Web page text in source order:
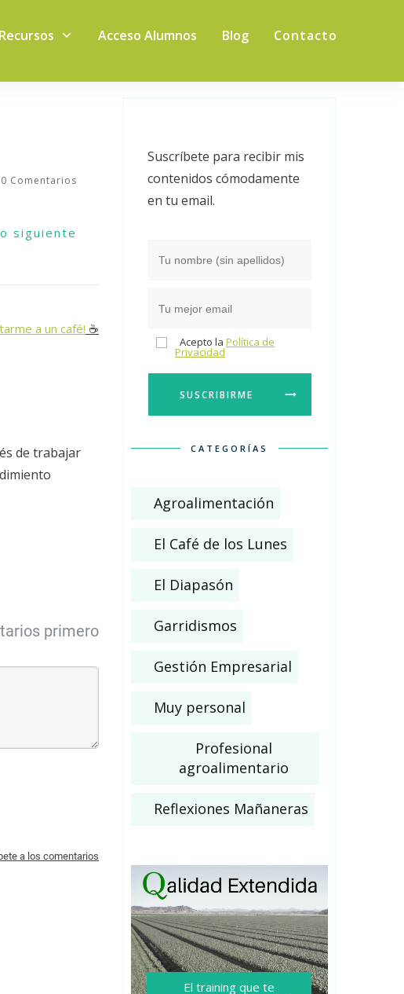
Recursos Acceso Alumnos Blog Contacto
0 Comentarios
siguiente
a un café! ☕️
de trabajar
primero
a los comentarios
Suscríbete para recibir mis
contenidos cómodamente
en tu email.
Acepto la Política de
Privacidad
SUSCRIBIRME
CATEGORÍAS
Agroalimentación
El Café de los Lunes
El Diapasón
Garridismos
Gestión Empresarial
Muy personal
Profesional
agroalimentario
Reflexiones Mañaneras
El training que te